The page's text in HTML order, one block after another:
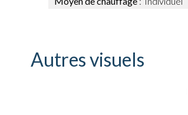
Autres visuels